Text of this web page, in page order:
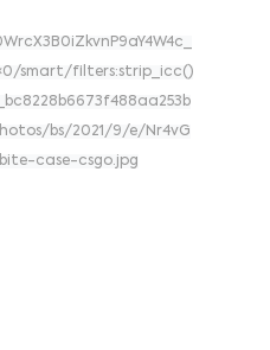
smart/filters:strip_icc()
bs/2021/9/e/Nr4vG
case-csgo.jpg